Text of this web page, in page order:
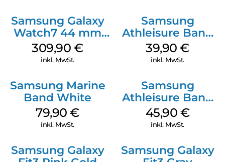
Samsung Galaxy
Watch7 44 mm
Silver
309,90€
inkl. MwSt.
Samsung
Athleisure Band
M/L Galaxy
Watch7 Silver
39,90€
inkl. MwSt.
Samsung Marine
Band White
79,90€
inkl. MwSt.
Samsung
Athleisure Band
S/M Galaxy
Watch7 Cream
45,90 €
inkl. MwSt.
Samsung Galaxy
Samsung Galaxy